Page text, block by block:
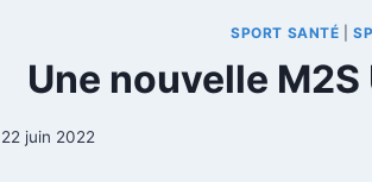
SPORT SANTÉ |
Une nouvelle M2S
22 juin 2022